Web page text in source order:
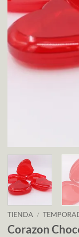
TIENDA /
Corazon